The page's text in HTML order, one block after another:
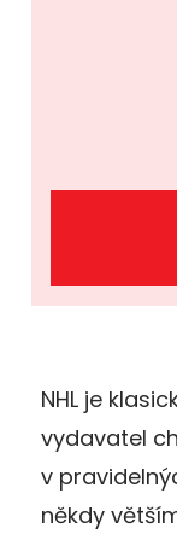
NHL je
vydavatel
v
někdy